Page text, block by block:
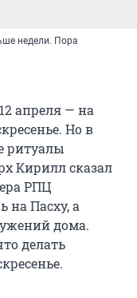
недели. Пора
апреля — на
Но в
ритуалы
Кирилл сказал
РПЦ
на Пасху, а
дома.
делать